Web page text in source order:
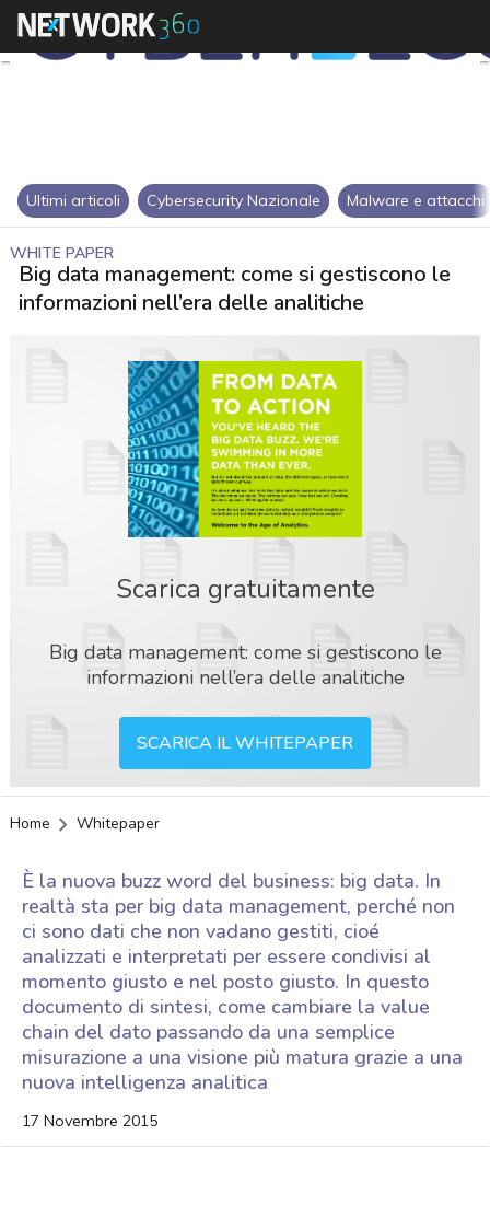
Ultimi articoli Cybersecurity Nazionale Malware e attacchi
WHITE PAPER
Big data management: come si gestiscono le
informazioni nell’era delle analitiche
Scarica gratuitamente
Big data management: come si gestiscono le
informazioni nell’era delle analitiche
SCARICA IL WHITEPAPER
Home Whitepaper
È la nuova buzz word del business: big data. In
realtà sta per big data management, perché non
ci sono dati che non vadano gestiti, cioé
analizzati e interpretati per essere condivisi al
momento giusto e nel posto giusto. In questo
documento di sintesi, come cambiare la value
chain del dato passando da una semplice
misurazione a una visione più matura grazie a una
nuova intelligenza analitica
17 Novembre 2015